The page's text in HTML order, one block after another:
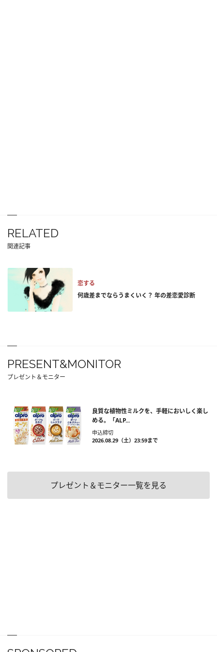
RELATED
関連記事
恋する
何歳差までならうまくいく？ 年の差恋愛診断
PRESENT&MONITOR
プレゼント＆モニター
良質な植物性ミルクを、手軽においしく楽し
める。「ALP...
申込締切
2026.08.29（土）23:59まで
プレゼント＆モニター一覧を見る